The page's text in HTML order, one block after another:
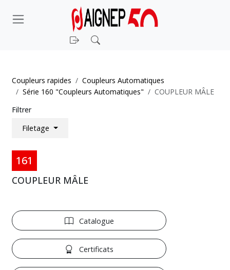
Connexion
Coupleurs rapides
Coupleurs Automatiques
Série 160 "Coupleurs Automatiques"
COUPLEUR MÂLE
Filtrer
Filetage
161
COUPLEUR MÂLE
Catalogue
Certificats